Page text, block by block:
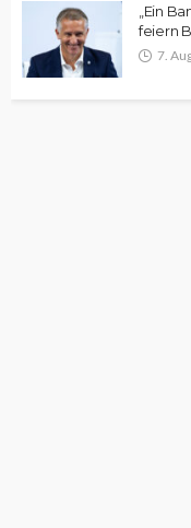
„Ein
feiern
7.